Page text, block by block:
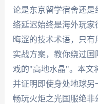
论是东京留学宿舍还是
络延迟始终是海外玩家
晦涩的技术术语，只
实战方案，教你绕过
戏的"高地水晶"。本文
并证明即使身处地球另
畅玩火炬之光国服绝非